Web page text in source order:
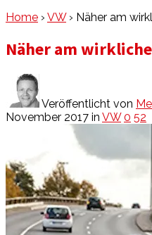
Home › VW › Näher am
Näher am
Veröffentlicht von
November 2017 in VW 0 52